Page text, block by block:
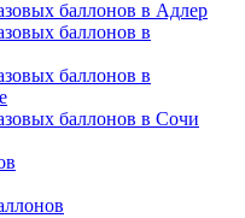
баллонов в Адлер
баллонов в
баллонов в
баллонов в Сочи